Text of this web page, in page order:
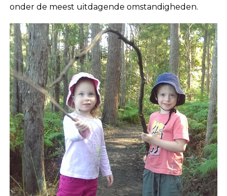
onder de meest uitdagende omstandigheden.